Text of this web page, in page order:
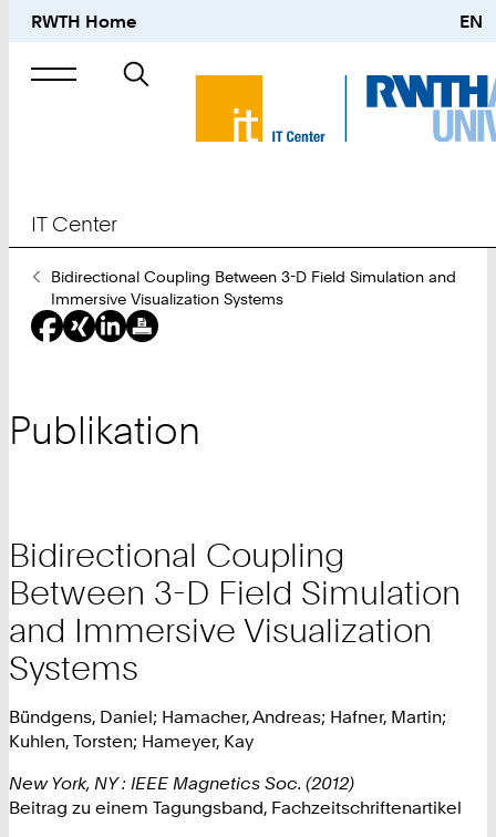
RWTH Home EN
Suche
nach
IT Center
Sie
sind
hier:
Bidirectional Coupling Between 3-D Field Simulation and
Immersive Visualization Systems
Publikation
Bidirectional Coupling
Between 3-D Field Simulation
and Immersive Visualization
Systems
Bündgens, Daniel; Hamacher, Andreas; Hafner, Martin;
Kuhlen, Torsten; Hameyer, Kay
New York, NY : IEEE Magnetics Soc. (2012)
Beitrag zu einem Tagungsband, Fachzeitschriftenartikel